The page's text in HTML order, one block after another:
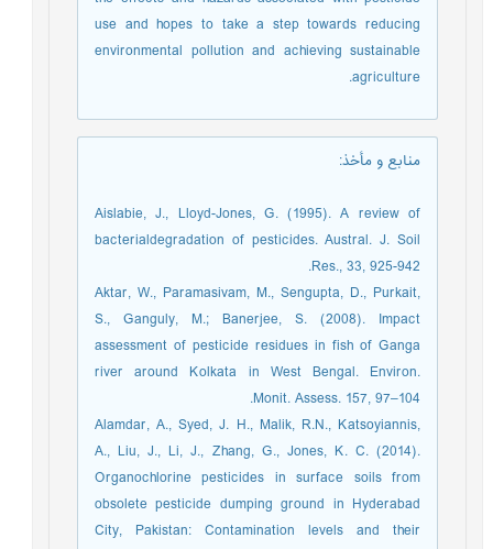
use and hopes to take a step towards reducing
environmental pollution and achieving sustainable
agriculture.
منابع و مأخذ:
Aislabie, J., Lloyd-Jones, G. (1995). A review of
bacterialdegradation of pesticides. Austral. J. Soil
Res., 33, 925-942.
Aktar, W., Paramasivam, M., Sengupta, D., Purkait,
S., Ganguly, M.; Banerjee, S. (2008). Impact
assessment of pesticide residues in fish of Ganga
river around Kolkata in West Bengal. Environ.
Monit. Assess. 157, 97–104.
Alamdar, A., Syed, J. H., Malik, R.N., Katsoyiannis,
A., Liu, J., Li, J., Zhang, G., Jones, K. C. (2014).
Organochlorine pesticides in surface soils from
obsolete pesticide dumping ground in Hyderabad
City, Pakistan: Contamination levels and their